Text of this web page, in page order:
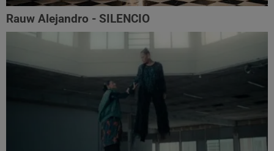
Rauw Alejandro - SILENCIO